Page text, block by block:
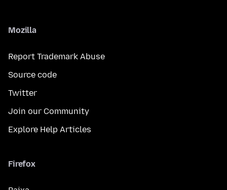
Mozilla
Report Trademark Abuse
Source code
Twitter
Join our Community
Explore Help Articles
Firefox